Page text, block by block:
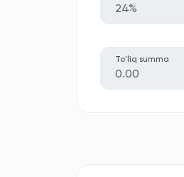
24%
To'liq summa
0.00